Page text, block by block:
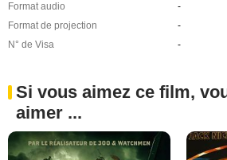
Format audio
-
Format de projection
-
N° de Visa
-
Si vous aimez ce film,
aimer ...